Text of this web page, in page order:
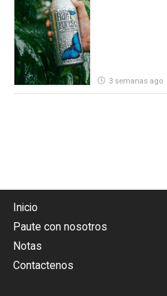
3 semanas ago
Inicio
Paute con nosotros
Notas
Contactenos